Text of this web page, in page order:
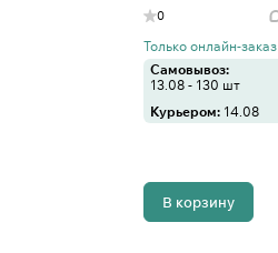
0
Только онлайн-заказ
Самовывоз:
13.08 - 130 шт
Курьером: 14.08
В корзину